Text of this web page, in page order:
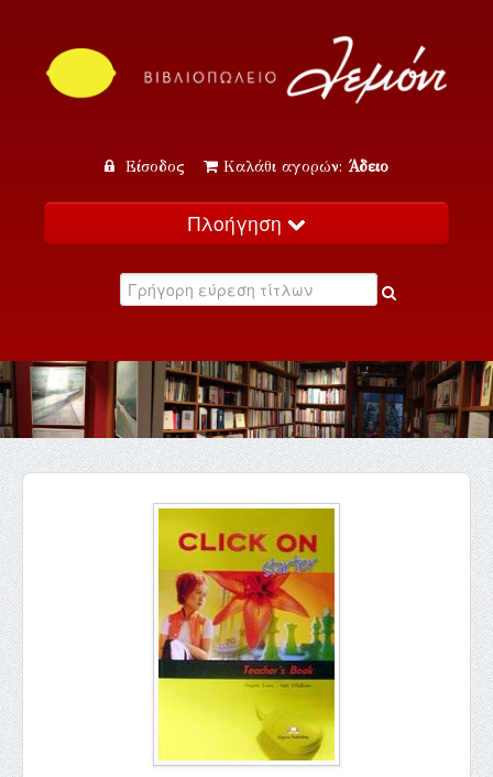
Είσοδος Καλάθι αγορών: Άδειο
Πλοήγηση
Κατάλογος
Εκδηλώσεις
Επικοινωνία